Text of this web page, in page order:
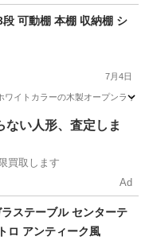
可動棚 本棚 収納棚 シ
7月4日
イトカラーの木製オープンラ
ない人形、査定しま
買取します
Ad
ステーブル センターテ
ロ アンティーク風